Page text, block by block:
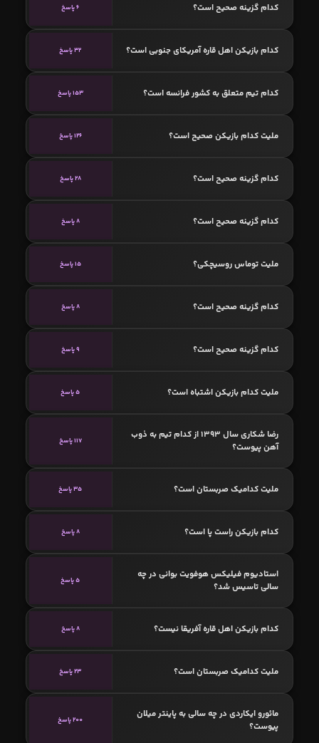
کدام گزینه صحیح است؟ 6 پاسخ
کدام بازیکن اهل قاره آمریکای جنوبی است؟ 32 پاسخ
کدام تیم متعلق به کشور فرانسه است؟ 153 پاسخ
ملیت کدام بازیکن صحیح است؟ 126 پاسخ
کدام گزینه صحیح است؟ 28 پاسخ
کدام گزینه صحیح است؟ 8 پاسخ
ملیت توماس روسیچکی؟ 15 پاسخ
کدام گزینه صحیح است؟ 8 پاسخ
کدام گزینه صحیح است؟ 9 پاسخ
ملیت کدام بازیکن اشتباه است؟ 5 پاسخ
رضا شکاری سال 1393 از کدام تیم به ذوب
آهن پیوست؟
117 پاسخ
ملیت کدامیک صربستان است؟ 35 پاسخ
کدام بازیکن راست پا است؟ 8 پاسخ
استادیوم فيليكس هوفويت بوانی در چه
سالی تاسیس شد؟
5 پاسخ
کدام بازیکن اهل قاره آفریقا نیست؟ 8 پاسخ
ملیت کدامیک صربستان است؟ 23 پاسخ
مائورو ایکاردی در چه سالی به پاینتر میلان
پیوست؟
200 پاسخ